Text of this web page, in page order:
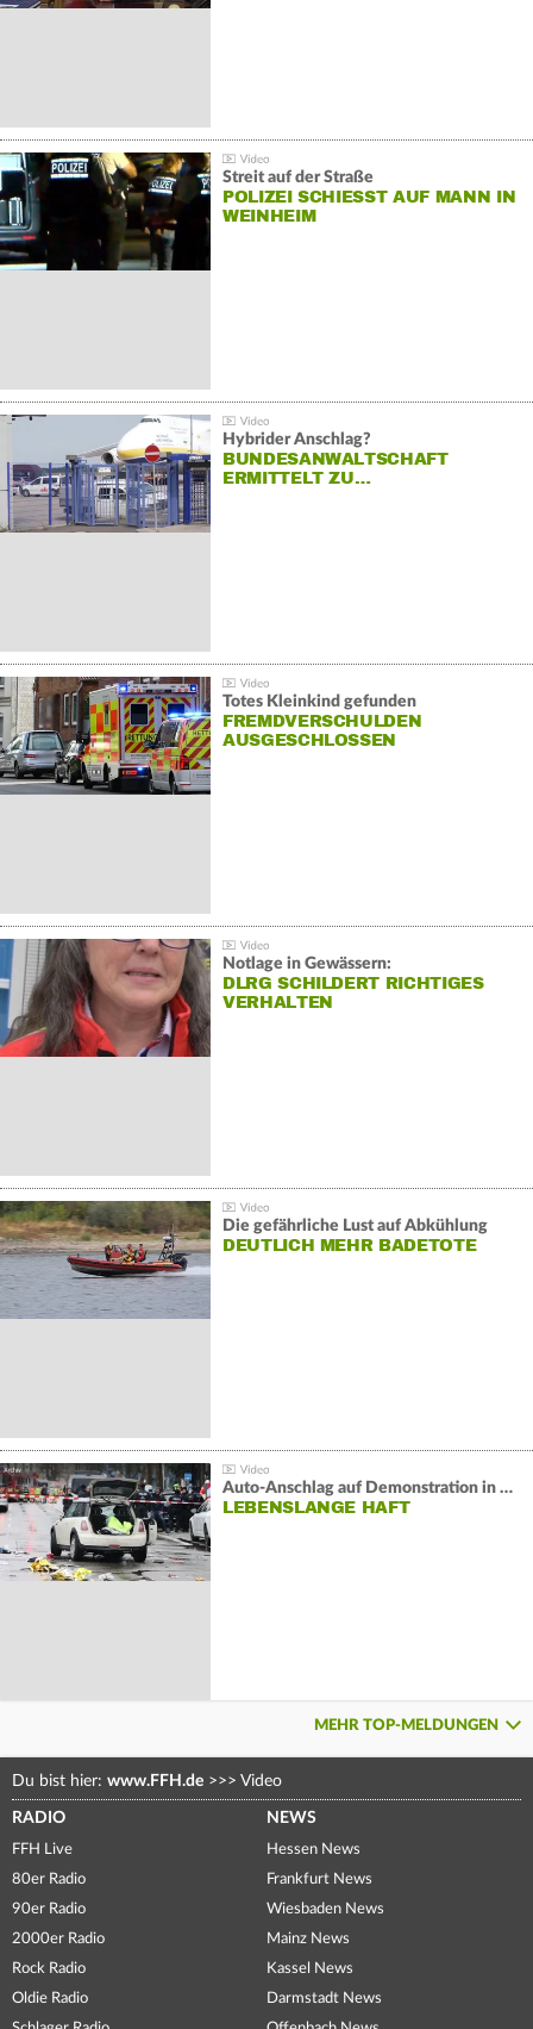
Streit auf der Straße
POLIZEI SCHIESST AUF MANN IN W
EINHEIM
Hybrider Anschlag?
BUNDESANWALTSCHAFT
ERMITTELT ZU…
Totes Kleinkind gefunden
FREMDVERSCHULDEN
AUSGESCHLOSSEN
Notlage in Gewässern:
DLRG SCHILDERT RICHTIGES
VERHALTEN
Die gefährliche Lust auf Abkühlung
DEUTLICH MEHR BADETOTE
Auto-Anschlag auf Demonstration in München:
LEBENSLANGE HAFT
MEHR TOP-MELDUNGEN
Du bist hier: www.FFH.de >>> Video
RADIO
FFH Live
80er Radio
90er Radio
2000er Radio
Rock Radio
Oldie Radio
NEWS
Hessen News
Frankfurt News
Wiesbaden News
Mainz News
Kassel News
Darmstadt News